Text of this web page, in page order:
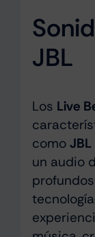
JBL
Los Live
como JBL
un audio
tecnología